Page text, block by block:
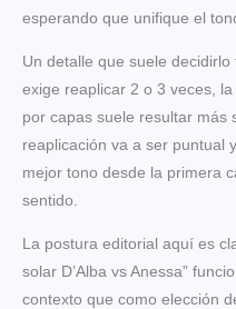
esperando que unifique el
Un detalle que suele
exige reaplicar 2 o 3 veces,
por capas suele resultar más
reaplicación va a ser puntual
mejor tono desde la primera
sentido.
La postura editorial aquí es
solar D’Alba vs Anessa”
contexto que como elección